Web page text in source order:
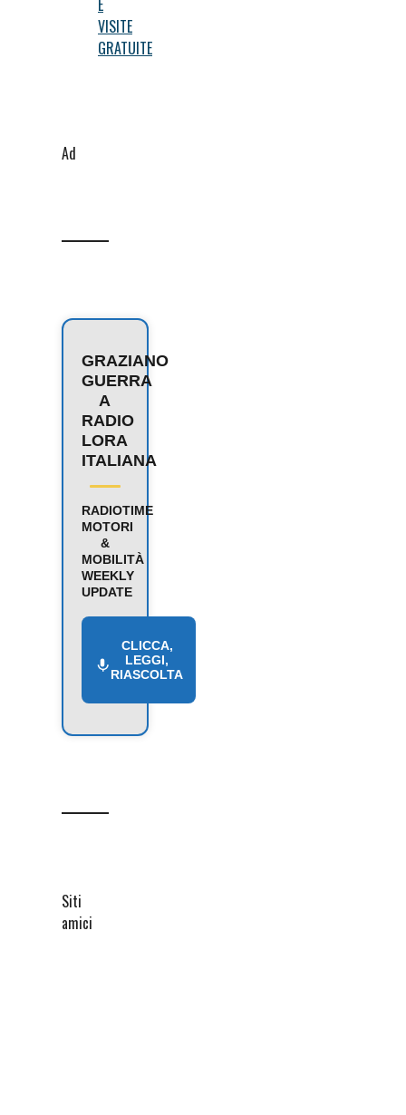
VISITE
GRATUITE
Ad
GRAZIANO
GUERRA
A
RADIO
LORA
ITALIANA
RADIOTIME
MOTORI
&
MOBILITÀ
WEEKLY
UPDATE
CLICCA,
LEGGI,
RIASCOLTA
Siti
amici